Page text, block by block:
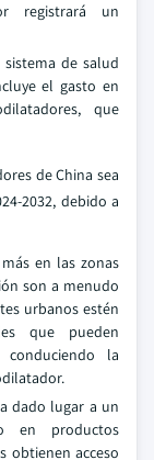
registrará un
de salud
el gasto en
que
de China sea
2032, debido a
en las zonas
son a menudo
urbanos estén
que pueden
conduciendo la
dado lugar a un
en productos
obtienen acceso